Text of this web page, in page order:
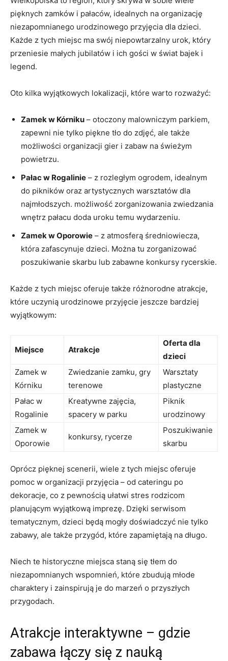
pięknych ⁤zamków i ⁤pałaców, ‍idealnych na organizację
niezapomnianego urodzinowego przyjęcia dla dzieci.
Każde ⁣z tych miejsc ma swój niepowtarzalny urok, który
przeniesie małych⁢ jubilatów i ich gości w świat bajek i
legend.
Oto kilka⁣ wyjątkowych lokalizacji,‍ które⁤ warto⁤ rozważyć:
Zamek w Kórniku – otoczony malowniczym parkiem,
zapewni nie tylko‍ piękne‌ tło do zdjęć, ale także
możliwości organizacji gier i zabaw ⁣na świeżym
powietrzu.
Pałac w Rogalinie – ⁣z rozległym ogrodem, idealnym⁣
do pikników oraz artystycznych warsztatów dla‍
najmłodszych. możliwość zorganizowania zwiedzania
wnętrz pałacu doda uroku temu wydarzeniu.
Zamek w Oporowie – z atmosferą średniowiecza,
która ‌zafascynuje dzieci.‌ Można tu zorganizować
poszukiwanie skarbu lub zabawne‌ konkursy rycerskie.
Każde z‌ tych ‌miejsc oferuje także różnorodne atrakcje,
które uczynią urodzinowe przyjęcie jeszcze bardziej
wyjątkowym:
Miejsce Atrakcje
Oferta dla
dzieci
Zamek⁤ w
Kórniku
Zwiedzanie zamku, gry
terenowe
Warsztaty⁤
plastyczne
Pałac w
Rogalinie
Kreatywne zajęcia,​
spacery w ​parku
Piknik
urodzinowy
Zamek w
Oporowie
konkursy, rycerze
Poszukiwanie
skarbu
Oprócz pięknej scenerii, wiele⁤ z tych miejsc oferuje
pomoc ‍w organizacji przyjęcia – od cateringu po
dekoracje, co z pewnością ułatwi ⁢stres rodzicom
planującym ‍wyjątkową⁣ imprezę. Dzięki serwisom
tematycznym, dzieci będą mogły doświadczyć nie ⁢tylko
zabawy, ale także przygód, które zapamiętają na długo.
Niech ⁤te​ historyczne⁢ miejsca staną się tłem do
niezapomnianych wspomnień, które zbudują⁢ młode ​
charaktery i zainspirują je do⁢ marzeń o przyszłych‍
przygodach.
Atrakcje interaktywne – gdzie
zabawa łączy⁣ się ⁤z nauką